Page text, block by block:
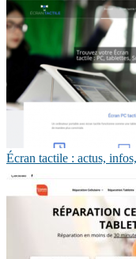
Écran tactile : actus,